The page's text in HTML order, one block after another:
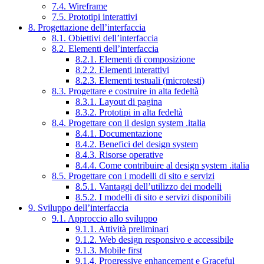
7.4. Wireframe
7.5. Prototipi interattivi
8. Progettazione dell’interfaccia
8.1. Obiettivi dell’interfaccia
8.2. Elementi dell’interfaccia
8.2.1. Elementi di composizione
8.2.2. Elementi interattivi
8.2.3. Elementi testuali (microtesti)
8.3. Progettare e costruire in alta fedeltà
8.3.1. Layout di pagina
8.3.2. Prototipi in alta fedeltà
8.4. Progettare con il design system .italia
8.4.1. Documentazione
8.4.2. Benefici del design system
8.4.3. Risorse operative
8.4.4. Come contribuire al design system .italia
8.5. Progettare con i modelli di sito e servizi
8.5.1. Vantaggi dell’utilizzo dei modelli
8.5.2. I modelli di sito e servizi disponibili
9. Sviluppo dell’interfaccia
9.1. Approccio allo sviluppo
9.1.1. Attività preliminari
9.1.2. Web design responsivo e accessibile
9.1.3. Mobile first
9.1.4. Progressive enhancement e Graceful